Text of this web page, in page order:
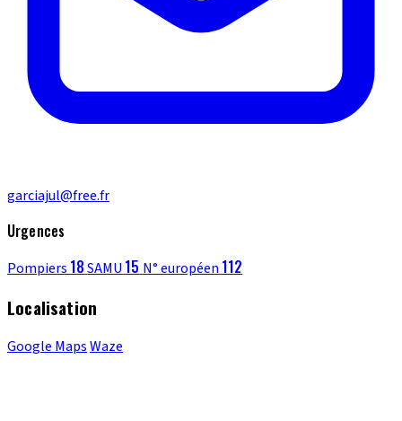
garciajul@free.fr
Urgences
Pompiers 18SAMU 15 N° européen 112
Localisation
Google MapsWaze